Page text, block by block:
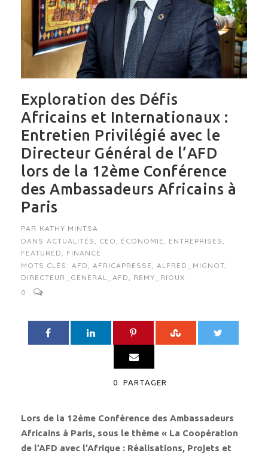
Exploration des Défis
Africains et Internationaux :
Entretien Privilégié avec le
Directeur Général de l’AFD
lors de la 12ème Conférence
des Ambassadeurs Africains à
Paris
PAR KATHY MINTSA
DANS ACTUALITÉS CEO ÉCONOMIE ENTREPRISES
FEATURED
FINANCE
MOTS CLÉS: AFD AFRICAPRESSE ALFRED_MIGNOT
DIRECTEUR_GENERAL_AFD
REMY_RIOUX
0
0 PARTAGER
Lors de la 12ème Conférence des Ambassadeurs
Africains à Paris, sous le thème « La Coopération
de l’AFD avec l’Afrique : Réalisations, Projets et